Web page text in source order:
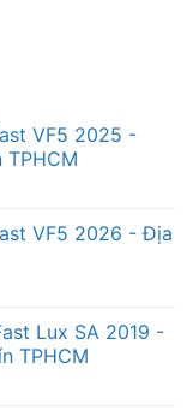
VF5 2025 -
VF5 2026 - Địa
Lux SA 2019 -
TPHCM